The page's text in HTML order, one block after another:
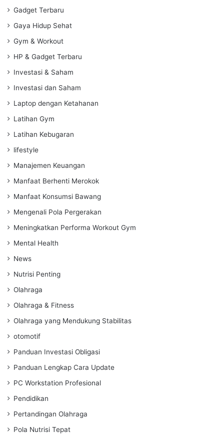
Gadget Terbaru
Gaya Hidup Sehat
Gym & Workout
HP & Gadget Terbaru
Investasi & Saham
Investasi dan Saham
Laptop dengan Ketahanan
Latihan Gym
Latihan Kebugaran
lifestyle
Manajemen Keuangan
Manfaat Berhenti Merokok
Manfaat Konsumsi Bawang
Mengenali Pola Pergerakan
Meningkatkan Performa Workout Gym
Mental Health
News
Nutrisi Penting
Olahraga
Olahraga & Fitness
Olahraga yang Mendukung Stabilitas
otomotif
Panduan Investasi Obligasi
Panduan Lengkap Cara Update
PC Workstation Profesional
Pendidikan
Pertandingan Olahraga
Pola Nutrisi Tepat